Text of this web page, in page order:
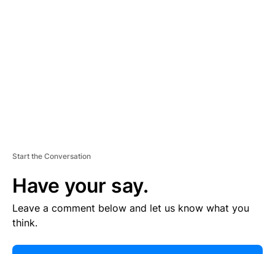
Start the Conversation
Have your say.
Leave a comment below and let us know what you
think.